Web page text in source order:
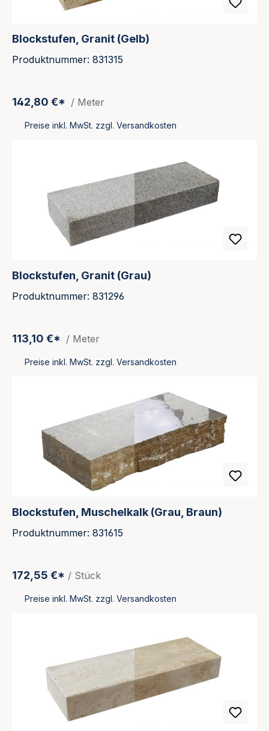
Blockstufen, Granit (Gelb)
Produktnummer: 831315
142,80 €* / Meter
Preise inkl. MwSt. zzgl. Versandkosten
Blockstufen, Granit (Grau)
Produktnummer: 831296
113,10 €* / Meter
Preise inkl. MwSt. zzgl. Versandkosten
Blockstufen, Muschelkalk (Grau, Braun)
Produktnummer: 831615
172,55 €* / Stück
Preise inkl. MwSt. zzgl. Versandkosten